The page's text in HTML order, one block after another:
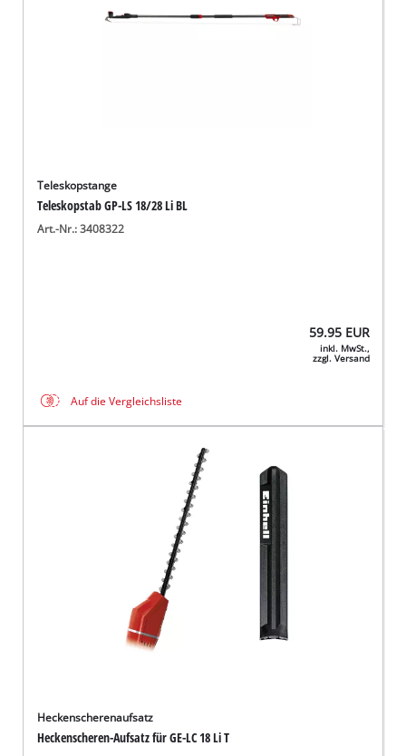
Teleskopstange
Teleskopstab GP-LS 18/28 Li BL
Art.-Nr.: 3408322
59.95 EUR
inkl. MwSt.,
zzgl. Versand
Auf die Vergleichsliste
Heckenscherenaufsatz
Heckenscheren-Aufsatz für GE-LC 18 Li T